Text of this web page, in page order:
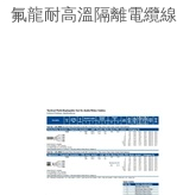
氟龍耐高溫隔離電纜線